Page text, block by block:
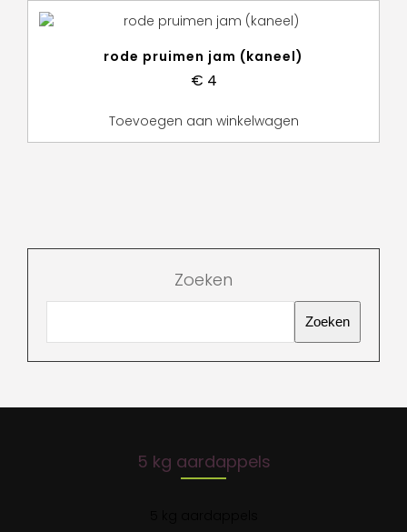
rode pruimen jam (kaneel)
€ 4
Toevoegen aan winkelwagen
Zoeken
Zoeken
5 kg aardappels